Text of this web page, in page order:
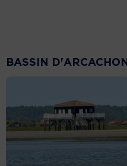
BASSIN D'ARCACHON